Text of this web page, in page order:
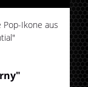
Pop-Ikone aus